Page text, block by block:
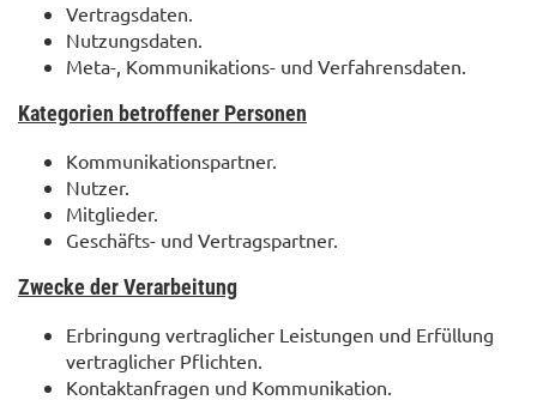
Vertragsdaten.
Nutzungsdaten.
Meta-, Kommunikations- und Verfahrensdaten.
Kategorien betroffener Personen
Kommunikationspartner.
Nutzer.
Mitglieder.
Geschäfts- und Vertragspartner.
Zwecke der Verarbeitung
Erbringung vertraglicher Leistungen und Erfüllung
vertraglicher Pflichten.
Kontaktanfragen und Kommunikation.